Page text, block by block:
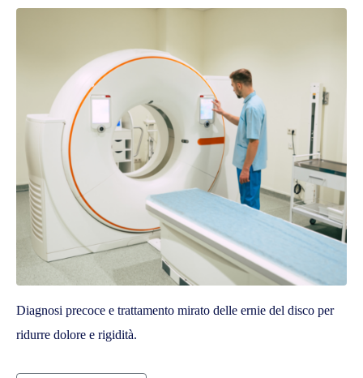
Diagnosi precoce e trattamento mirato delle ernie del disco per
ridurre dolore e rigidità.